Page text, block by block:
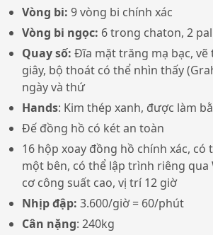
Vòng bi: 9 vòng bi chính xác
Vòng bi ngọc: 6 trong chaton, 2
Quay số: Đĩa mặt trăng mạ bạc, vẽ
giây, bộ thoát có thể nhìn thấy
ngày và thứ
Hands: Kim thép xanh, được làm
Đế đồng hồ có két an toàn
16 hộp xoay đồng hồ chính xác, có
một bên, có thể lập trình riêng qua
cơ công suất cao, vị trí 12 giờ
Nhịp đập: 3.600/giờ = 60/phút
Cân nặng: 240kg